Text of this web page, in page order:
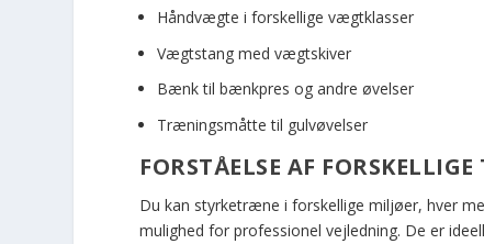
Håndvægte i forskellige vægtklasser
Vægtstang med vægtskiver
Bænk til bænkpres og andre øvelser
Træningsmåtte til gulvøvelser
FORSTÅELSE AF
Du kan styrketræne i forskellige miljøer, hver
mulighed for professionel vejledning. De er